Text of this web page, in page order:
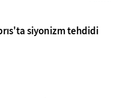
siyonizm tehdidi